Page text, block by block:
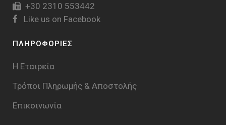
+30 2310 553442
Like us on Facebook
ΠΛΗΡΟΦΟΡΙΕΣ
Η Εταιρεία
Τρόποι Πληρωμής & Aποστολής
Επικοινωνία